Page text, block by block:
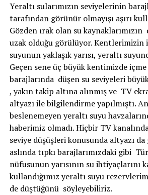
Yeraltı sularımızın seviyelerinin
tarafından görünür olmayışı aşırı
Gözden ırak olan su
uzak olduğu görülüyor. Kentlerimizin
suyunun yaklaşık yarısı, yeraltı
Geçen sene üç büyük kentimizde
barajlarında düşen su seviyeleri
, yakın takip altına alınmış ve TV
altyazı ile bilgilendirme yapılmıştı.
beslenemeyen yeraltı suyu
haberimiz olmadı. Hiçbir TV
seviye düşüşleri konusunda altyazı da
aslında tıpkı barajlarımızdaki gibi
nüfusunun yarısının su ihtiyaçlarını
kullandığımız yeraltı suyu
de düştüğünü söyleyebiliriz.